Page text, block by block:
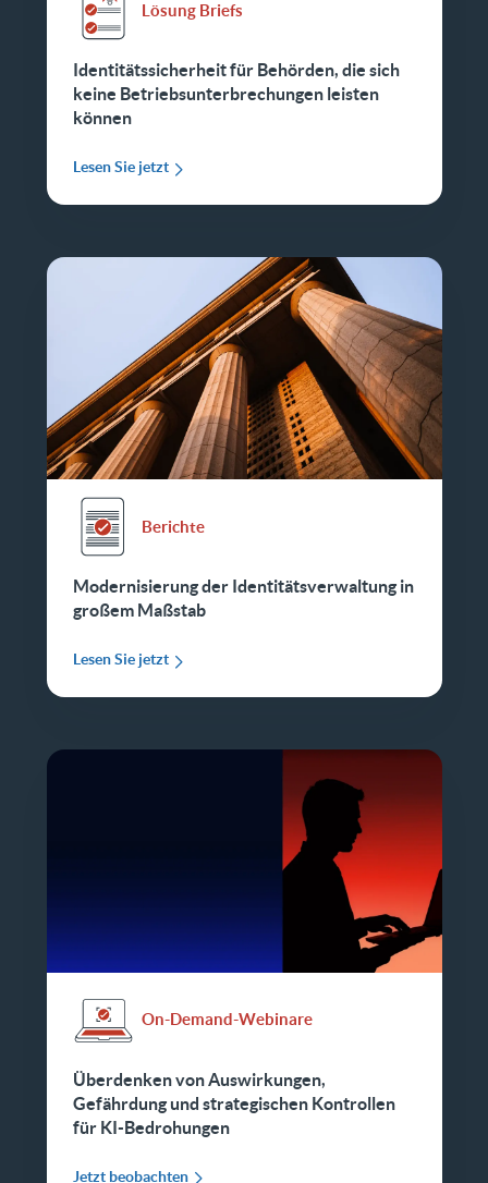
Lösung Briefs
Identitätssicherheit für Behörden, die sich
keine Betriebsunterbrechungen leisten
können
Lesen Sie jetzt
Berichte
Modernisierung der Identitätsverwaltung in
großem Maßstab
Lesen Sie jetzt
On-Demand-Webinare
Überdenken von Auswirkungen,
Gefährdung und strategischen Kontrollen
für KI-Bedrohungen
Jetzt beobachten